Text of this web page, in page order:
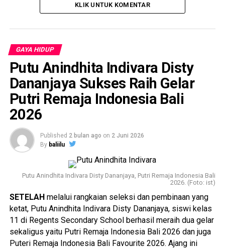
KLIK UNTUK KOMENTAR
GAYA HIDUP
Putu Anindhita Indivara Disty
Dananjaya Sukses Raih Gelar
Putri Remaja Indonesia Bali
2026
Published 2 bulan ago on 2 Juni 2026
By baliilu
Putu Anindhita Indivara Disty Dananjaya, Putri Remaja Indonesia Bali
2026. (Foto: ist)
SETELAHmelalui rangkaian seleksi dan pembinaan yang
ketat, Putu Anindhita Indivara Disty Dananjaya, siswi kelas
11 di Regents Secondary School berhasil meraih dua gelar
sekaligus yaitu Putri Remaja Indonesia Bali 2026 dan juga
Puteri Remaja Indonesia Bali Favourite 2026. Ajang ini